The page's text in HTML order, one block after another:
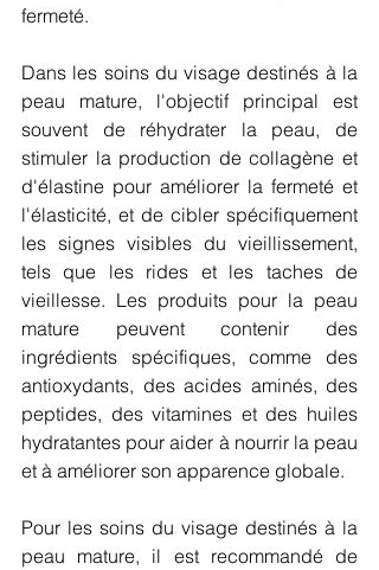
fermeté.
Dans les soins du visage destinés à la
peau mature, l'objectif principal est
souvent de réhydrater la peau, de
stimuler la production de collagène et
d'élastine pour améliorer la fermeté et
l'élasticité, et de cibler spécifiquement
les signes visibles du vieillissement,
tels que les rides et les taches de
vieillesse. Les produits pour la peau
mature peuvent contenir des
ingrédients spécifiques, comme des
antioxydants, des acides aminés, des
peptides, des vitamines et des huiles
hydratantes pour aider à nourrir la peau
et à améliorer son apparence globale.
Pour les soins du visage destinés à la
peau mature, il est recommandé de